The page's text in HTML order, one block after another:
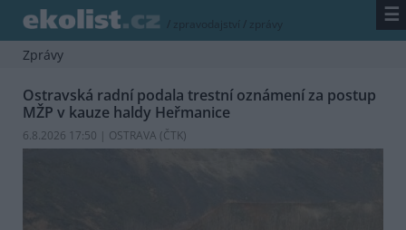
/ zpravodajství / zprávy ☰
Zprávy
Ostravská radní podala trestní oznámení za postup
MŽP v kauze haldy Heřmanice
6.8.2026 17:50 | OSTRAVA (ČTK)